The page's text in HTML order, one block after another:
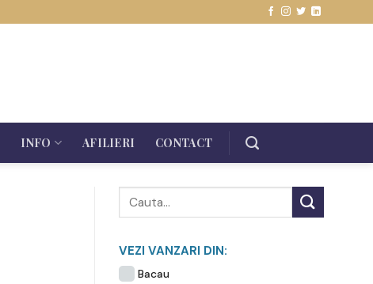
INFO AFILIERI CONTACT
VEZI VANZARI DIN:
Bacau